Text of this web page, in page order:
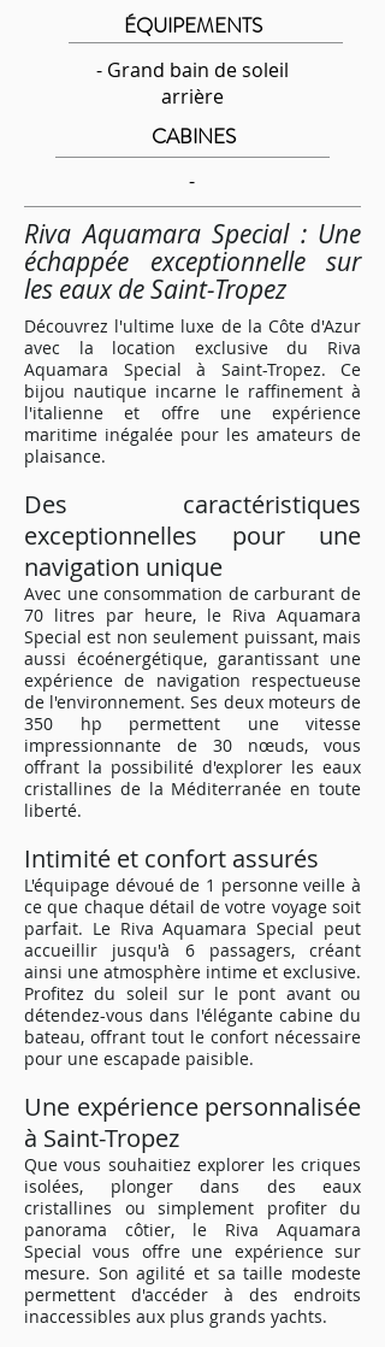
ÉQUIPEMENTS
- Grand bain de soleil
arrière
CABINES
-
Riva Aquamara Special : Une
échappée exceptionnelle sur
les eaux de Saint-Tropez
Découvrez l'ultime luxe de la Côte d'Azur
avec la location exclusive du Riva
Aquamara Special à Saint-Tropez. Ce
bijou nautique incarne le raffinement à
l'italienne et offre une expérience
maritime inégalée pour les amateurs de
plaisance.
Des caractéristiques
exceptionnelles pour une
navigation unique
Avec une consommation de carburant de
70 litres par heure, le Riva Aquamara
Special est non seulement puissant, mais
aussi écoénergétique, garantissant une
expérience de navigation respectueuse
de l'environnement. Ses deux moteurs de
350 hp permettent une vitesse
impressionnante de 30 nœuds, vous
offrant la possibilité d'explorer les eaux
cristallines de la Méditerranée en toute
liberté.
Intimité et confort assurés
L'équipage dévoué de 1 personne veille à
ce que chaque détail de votre voyage soit
parfait. Le Riva Aquamara Special peut
accueillir jusqu'à 6 passagers, créant
ainsi une atmosphère intime et exclusive.
Profitez du soleil sur le pont avant ou
détendez-vous dans l'élégante cabine du
bateau, offrant tout le confort nécessaire
pour une escapade paisible.
Une expérience personnalisée
à Saint-Tropez
Que vous souhaitiez explorer les criques
isolées, plonger dans des eaux
cristallines ou simplement profiter du
panorama côtier, le Riva Aquamara
Special vous offre une expérience sur
mesure. Son agilité et sa taille modeste
permettent d'accéder à des endroits
inaccessibles aux plus grands yachts.